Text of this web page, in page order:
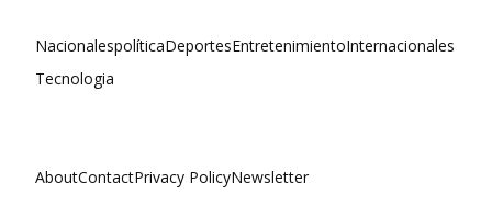
NacionalespolíticaDeportesEntretenimientoInternacionales
Tecnologia
AboutContactPrivacy PolicyNewsletter